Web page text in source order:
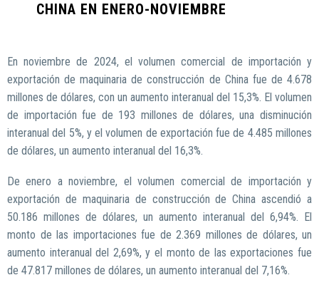
CHINA EN ENERO-NOVIEMBRE
En noviembre de 2024, el volumen comercial de importación y
exportación de maquinaria de construcción de China fue de 4.678
millones de dólares, con un aumento interanual del 15,3%. El volumen
de importación fue de 193 millones de dólares, una disminución
interanual del 5%, y el volumen de exportación fue de 4.485 millones
de dólares, un aumento interanual del 16,3%.
De enero a noviembre, el volumen comercial de importación y
exportación de maquinaria de construcción de China ascendió a
50.186 millones de dólares, un aumento interanual del 6,94%. El
monto de las importaciones fue de 2.369 millones de dólares, un
aumento interanual del 2,69%, y el monto de las exportaciones fue
de 47.817 millones de dólares, un aumento interanual del 7,16%.